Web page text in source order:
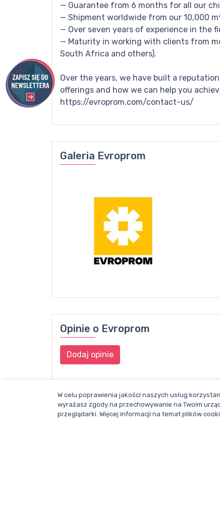
— Guarantee from 6 months for all our
— Shipment worldwide from our 10,000
— Over seven years of experience in the
— Maturity in working with clients from
South Africa and others).
Over the years, we have built a
offerings and how we can help you
https://evroprom.com/contact-us/
Galeria Evroprom
Opinie o Evroprom
Dodaj opinie
W celu poprawienia jakości naszych usług
wyrażasz zgody na przechowywanie na Twoim
przeglądarki. Więcej informacji na temat plików